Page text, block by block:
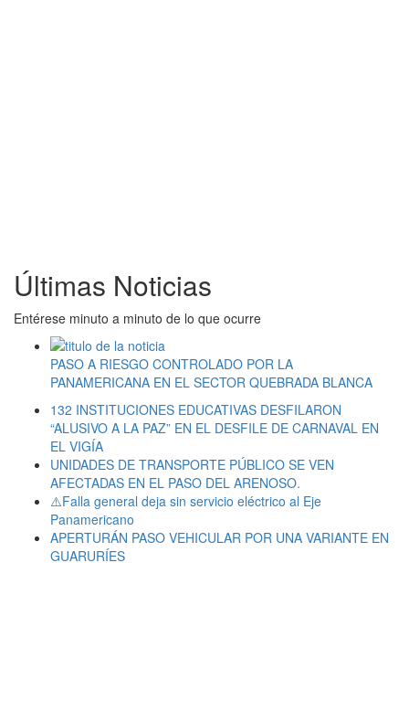
Últimas Noticias
Entérese minuto a minuto de lo que ocurre
PASO A RIESGO CONTROLADO POR LA
PANAMERICANA EN EL SECTOR QUEBRADA BLANCA
132 INSTITUCIONES EDUCATIVAS DESFILARON
“ALUSIVO A LA PAZ” EN EL DESFILE DE CARNAVAL EN
EL VIGÍA
UNIDADES DE TRANSPORTE PÚBLICO SE VEN
AFECTADAS EN EL PASO DEL ARENOSO.
⚠️Falla general deja sin servicio eléctrico al Eje
Panamericano
APERTURÁN PASO VEHICULAR POR UNA VARIANTE EN
GUARURÍES